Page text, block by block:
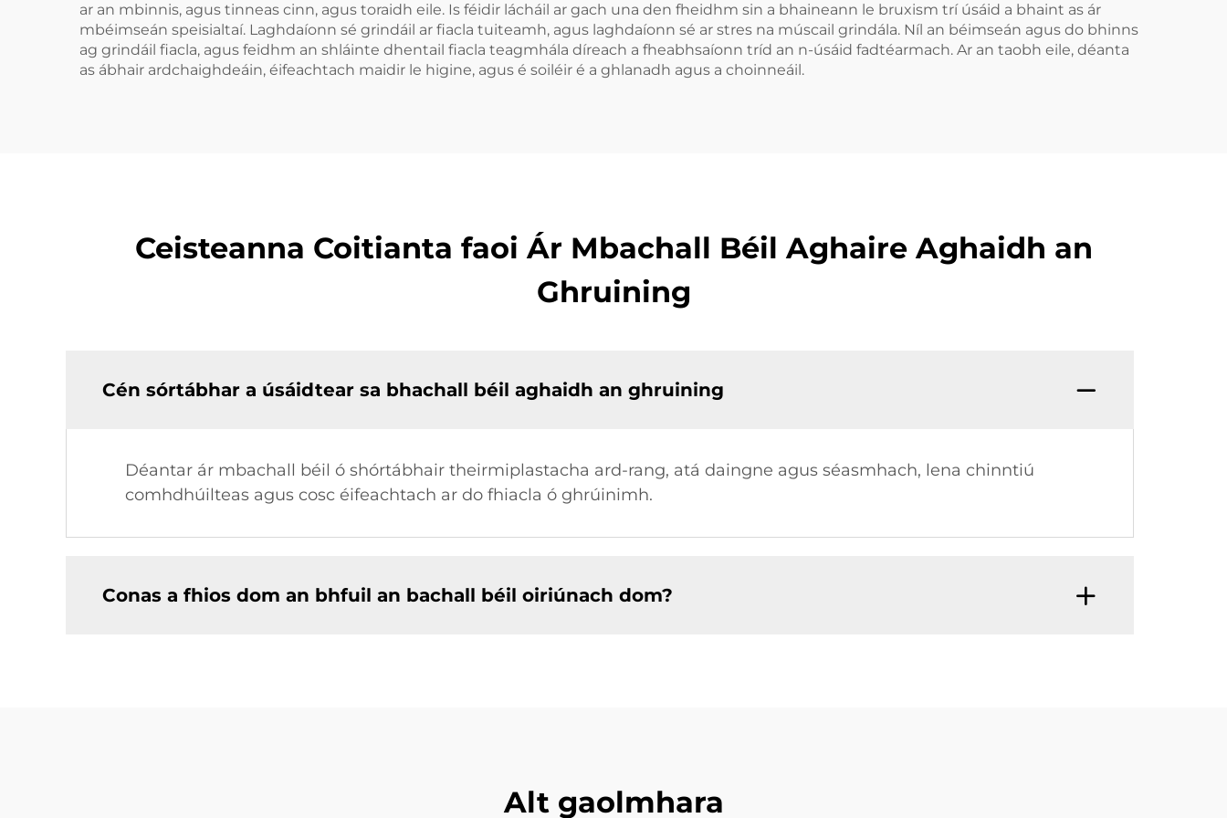
in aghaidh
Cnamhastar
Anti-Roncach Tape
Béal
ar an mbinnis, agus tinneas cinn, agus toraidh eile. Is féidir lácháil ar gach una den fheidhm sin a bhaineann le bruxism trí úsáid a bhaint as ár
mbéimseán speisialtaí. Laghdaíonn sé grindáil ar fiacla tuiteamh, agus laghdaíonn sé ar stres na múscail grindála. Níl an béimseán agus do bhinns
ag grindáil fiacla, agus feidhm an shláinte dhentail fiacla teagmhála díreach a fheabhsaíonn tríd an n-úsáid fadtéarmach. Ar an taobh eile, déanta
as ábhair ardchaighdeáin, éifeachtach maidir le higine, agus é soiléir é a ghlanadh agus a choinneáil.
Ceisteanna Coitianta faoi Ár Mbachall Béil Aghaire Aghaidh an
Ghruining
Cén sórtábhar a úsáidtear sa bhachall béil aghaidh an ghruining
Déantar ár mbachall béil ó shórtábhair theirmiplastacha ard-rang, atá daingne agus séasmhach, lena chinntiú
comhdhúilteas agus cosc éifeachtach ar do fhiacla ó ghrúinimh.
Conas a fhios dom an bhfuil an bachall béil oiriúnach dom?
Alt gaolmhara